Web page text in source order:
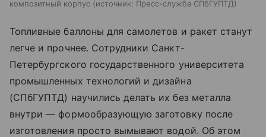
композитный корпус
источник: Пресс-служба СПбГУПТД
Топливные баллоны для самолетов и ракет станут
легче и прочнее. Сотрудники Санкт-
Петербургского государственного университета
промышленных технологий и дизайна
(СПбГУПТД) научились делать их без металла
внутри — формообразующую заготовку после
изготовления просто вымывают водой. Об этом